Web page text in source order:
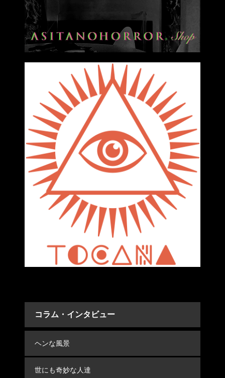
コラム・インタビュー
ヘンな風景
世にも奇妙な人達